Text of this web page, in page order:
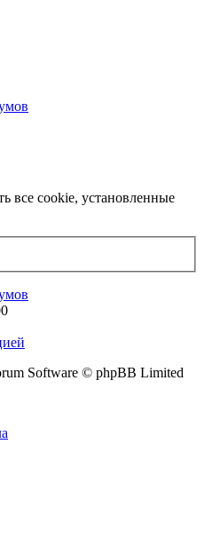
все cookie, установленные
Software © phpBB Limited